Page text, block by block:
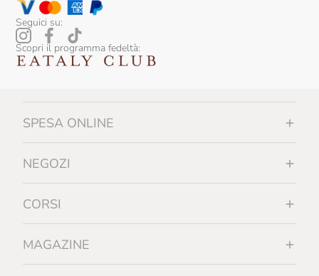
Seguici su:
Scopri il programma fedeltà:
SPESA ONLINE
NEGOZI
CORSI
MAGAZINE